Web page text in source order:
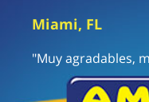
Miami, FL
"Muy agradables,